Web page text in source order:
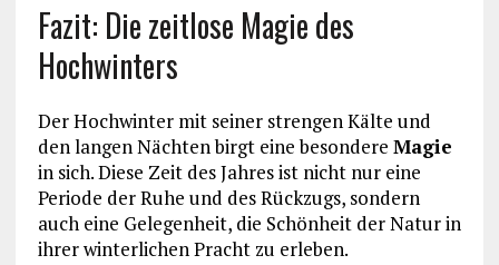
Fazit: Die zeitlose Magie des
Hochwinters
Der Hochwinter mit seiner strengen Kälte und
den langen Nächten birgt eine besondere Magie
in sich. Diese Zeit des Jahres ist nicht nur eine
Periode der Ruhe und des Rückzugs, sondern
auch eine Gelegenheit, die Schönheit der Natur in
ihrer winterlichen Pracht zu erleben.